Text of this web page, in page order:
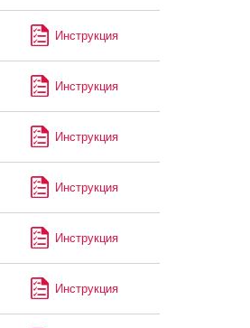
Инструкция
Инструкция
Инструкция
Инструкция
Инструкция
Инструкция